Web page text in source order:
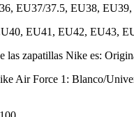
EU37/37.5, EU38,
EU41, EU42, EU43,
las zapatillas Nike es:
Air Force 1: Blanco/